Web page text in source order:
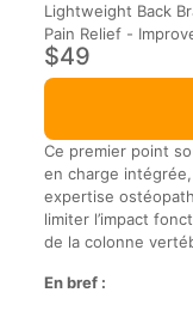
Lightweight Back
Pain Relief -
Under Clothes Large
$49
Ce premier point
en charge
expertise
limiter l’impact
de la colonne
En bref :